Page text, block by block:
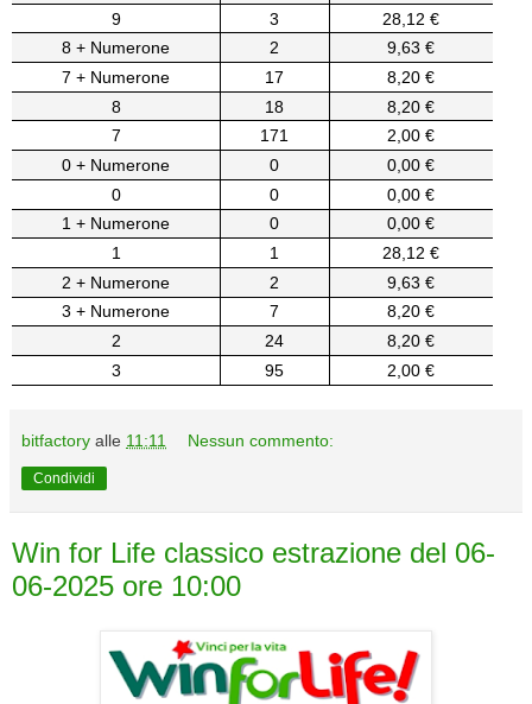
9
3
28,12 €
8 + Numerone
2
9,63 €
7 + Numerone
17
8,20 €
8
18
8,20 €
7
171
2,00 €
0 + Numerone
0
0,00 €
0
0
0,00 €
1 + Numerone
0
0,00 €
1
1
28,12 €
2 + Numerone
2
9,63 €
3 + Numerone
7
8,20 €
2
24
8,20 €
3
95 2,00 €
bitfactory alle 11:11 Nessun commento:
Condividi
Win for Life classico estrazione del 06-
06-2025 ore 10:00